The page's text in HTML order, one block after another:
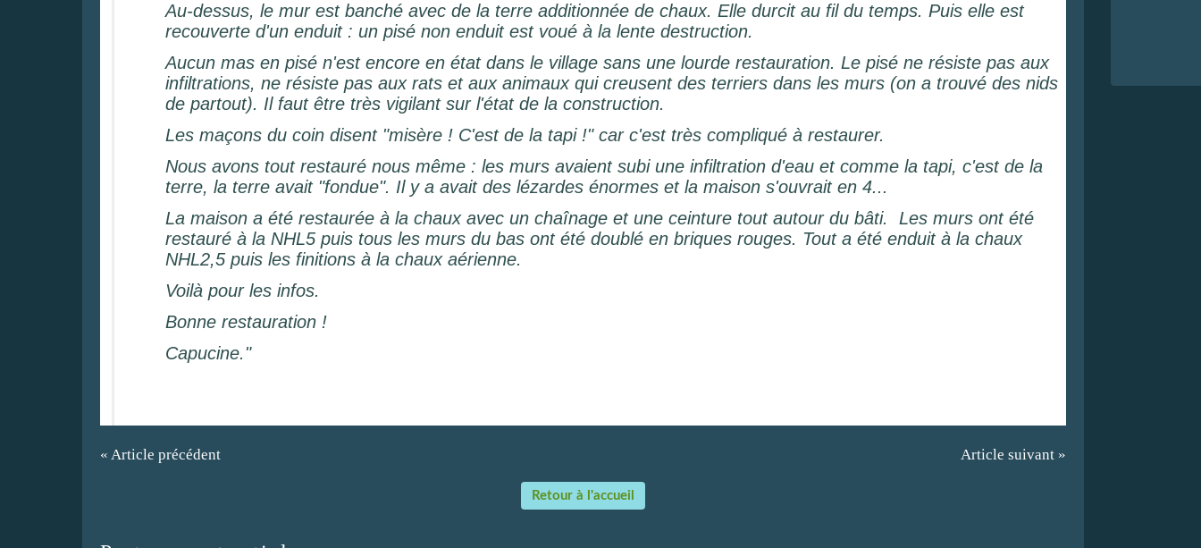
Au-dessus, le mur est banché avec de la terre additionnée de chaux. Elle durcit au fil du temps. Puis elle est
recouverte d'un enduit : un pisé non enduit est voué à la lente destruction.
Aucun mas en pisé n'est encore en état dans le village sans une lourde restauration. Le pisé ne résiste pas aux
infiltrations, ne résiste pas aux rats et aux animaux qui creusent des terriers dans les murs (on a trouvé des nids
de partout). Il faut être très vigilant sur l'état de la construction.
Les maçons du coin disent "misère ! C'est de la tapi !" car c'est très compliqué à restaurer.
Nous avons tout restauré nous même : les murs avaient subi une infiltration d'eau et comme la tapi, c'est de la
terre, la terre avait "fondue". Il y a avait des lézardes énormes et la maison s'ouvrait en 4...
La maison a été restaurée à la chaux avec un chaînage et une ceinture tout autour du bâti.
Les murs ont été
restauré à la NHL5 puis tous les murs du bas ont été doublé en briques rouges. Tout a été enduit à la chaux
NHL2,5 puis les finitions à la chaux aérienne.
Voilà pour les infos.
Bonne restauration !
Capucine."
« Article précédent Article suivant »
Retour à l'accueil